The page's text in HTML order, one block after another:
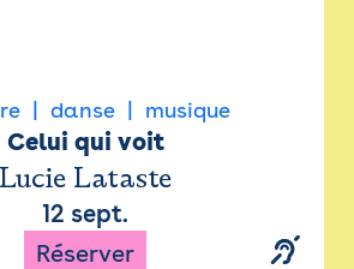
danse musique
Celui qui voit
Lucie Lataste
12 sept.
Réserver